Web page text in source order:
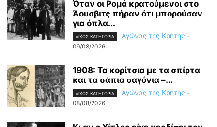
Όταν οι Ρομά κρατούμενοι στο
Άουσβιτς πήραν ότι μπορούσαν
για όπλα...
ΔΙΧΩΣ ΚΑΤΗΓΟΡΙΑ Αγώνας της Κρήτης -
09/08/2026
1908: Τα κορίτσια με τα σπίρτα
και τα σάπια σαγόνια –...
ΔΙΧΩΣ ΚΑΤΗΓΟΡΙΑ Αγώνας της Κρήτης -
08/08/2026